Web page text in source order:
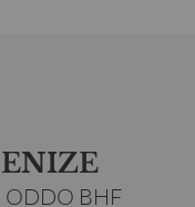
ODDO BHF